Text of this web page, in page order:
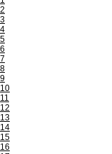
2
3
4
5
6
7
8
9
10
11
12
13
14
15
16